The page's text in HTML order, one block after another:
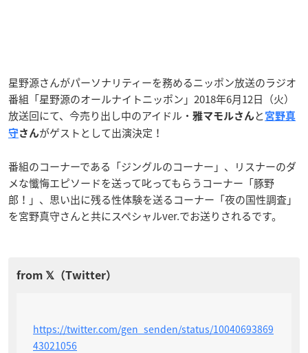
星野源さんがパーソナリティーを務めるニッポン放送のラジオ
番組「星野源のオールナイトニッポン」2018年6月12日（火）
放送回にて、今売り出し中のアイドル・ 雅マモルさんと 宮野真
守さんがゲストとして出演決定！
番組のコーナーである「ジングルのコーナー」、リスナーのダ
メな懺悔エピソードを送って叱ってもらうコーナー「豚野
郎！」、思い出に残る性体験を送るコーナー「夜の国性調査」
を宮野真守さんと共にスペシャルver.でお送りされるです。
https://twitter.com/gen_senden/status/10040693869
43021056